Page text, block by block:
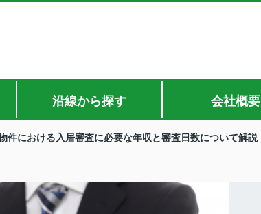
沿線から探す 会社概要
件における入居審査に必要な年収と審査日数について解説